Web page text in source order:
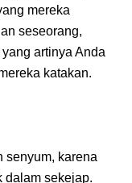
mereka
seseorang,
artinya Anda
katakan.
senyum, karena
dalam sekejap.